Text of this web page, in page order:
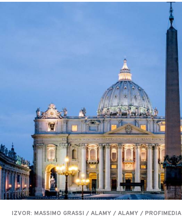
IZVOR: MASSIMO GRASSI / ALAMY / ALAMY / PROFIMEDIA